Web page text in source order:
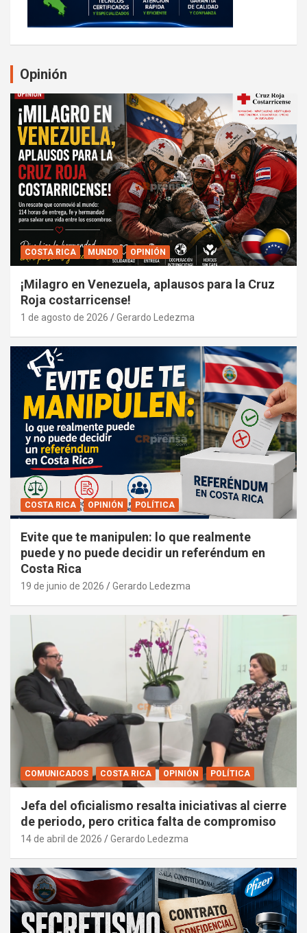
Opinión
COSTA RICA MUNDO OPINIÓN
¡Milagro en Venezuela, aplausos para la Cruz
Roja costarricense!
1 de agosto de 2026 Gerardo Ledezma
COSTA RICA OPINIÓN POLÍTICA
Evite que te manipulen: lo que realmente
puede y no puede decidir un referéndum en
Costa Rica
19 de junio de 2026 Gerardo Ledezma
COMUNICADOS COSTA RICA OPINIÓN POLÍTICA
Jefa del oficialismo resalta iniciativas al cierre
de periodo, pero critica falta de compromiso
14 de abril de 2026 Gerardo Ledezma